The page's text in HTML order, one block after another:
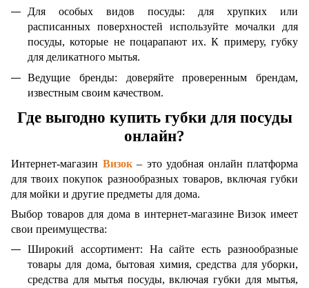
Для особых видов посуды: для хрупких или
расписанных поверхностей используйте мочалки для
посуды, которые не поцарапают их. К примеру, губку
для деликатного мытья.
Ведущие бренды: доверяйте проверенным брендам,
известным своим качеством.
Где выгодно купить губки для посуды
онлайн?
Интернет-магазин Визок– это удобная онлайн платформа
для твоих покупок разнообразных товаров, включая губки
для мойки и другие предметы для дома.
Выбор товаров для дома в интернет-магазине Визок имеет
свои преимущества:
Широкий ассортимент: На сайте есть разнообразные
товары для дома, бытовая химия, средства для уборки,
средства для мытья посуды, включая губки для мытья,